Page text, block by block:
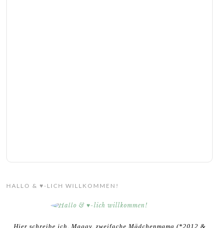
HALLO & ♥-LICH WILLKOMMEN!
Hier schreibe ich, Maggy, zweifache Mädchenmama (*2012 &